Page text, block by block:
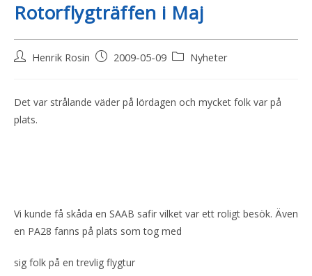
Rotorflygträffen i Maj
Henrik Rosin 2009-05-09 Nyheter
Det var strålande väder på lördagen och mycket folk var på
plats.
Vi kunde få skåda en SAAB safir vilket var ett roligt besök. Även
en PA28 fanns på plats som tog med
sig folk på en trevlig flygtur